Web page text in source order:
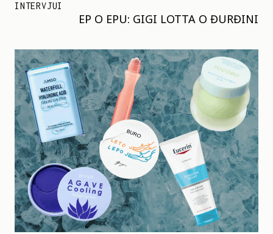
INTERVJUI
EP O EPU: GIGI LOTTA O ĐURĐINI